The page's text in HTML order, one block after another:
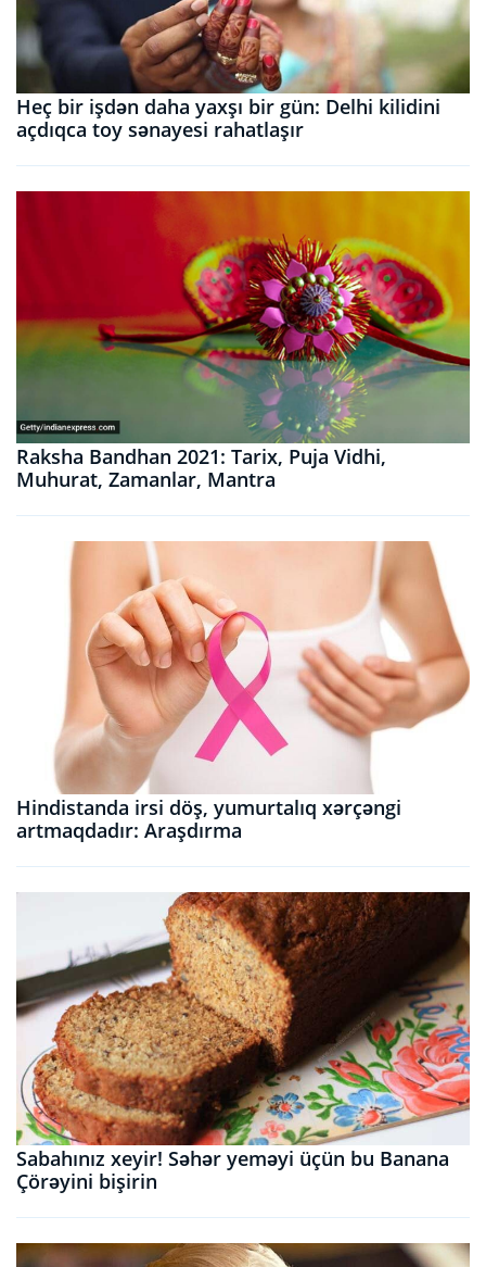
Heç bir işdən daha yaxşı bir gün: Delhi kilidini
açdıqca toy sənayesi rahatlaşır
Raksha Bandhan 2021: Tarix, Puja Vidhi,
Muhurat, Zamanlar, Mantra
Hindistanda irsi döş, yumurtalıq xərçəngi
artmaqdadır: Araşdırma
Sabahınız xeyir! Səhər yeməyi üçün bu Banana
Çörəyini bişirin